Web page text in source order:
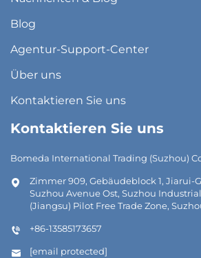
Blog
Agentur-Support-Center
Über uns
Kontaktieren Sie uns
Kontaktieren Sie uns
Bomeda International Trading (Suzhou)
Zimmer 909, Gebäudeblock 1, Jiarui-
Suzhou Avenue Ost, Suzhou
(Jiangsu) Pilot Free Trade Zone,
+86-13585173657
[email protected]